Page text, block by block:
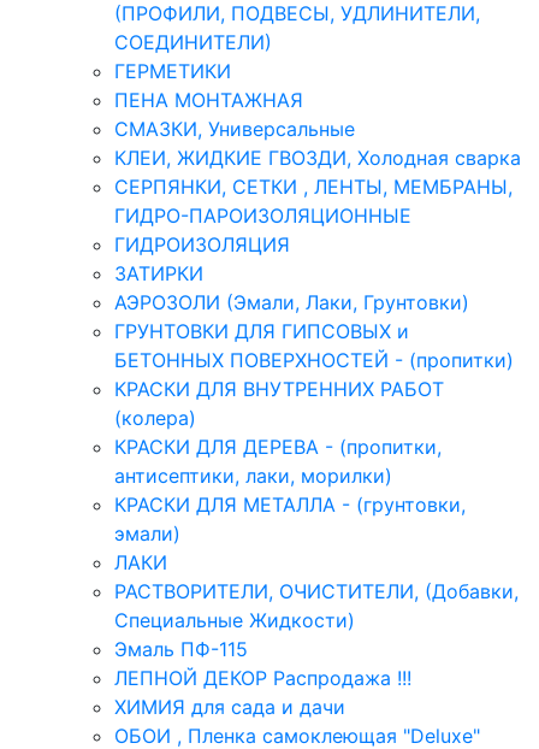
(ПРОФИЛИ, ПОДВЕСЫ, УДЛИНИТЕЛИ,
СОЕДИНИТЕЛИ)
ГЕРМЕТИКИ
ПЕНА МОНТАЖНАЯ
СМАЗКИ, Универсальные
КЛЕИ, ЖИДКИЕ ГВОЗДИ, Холодная сварка
СЕРПЯНКИ, СЕТКИ , ЛЕНТЫ, МЕМБРАНЫ,
ГИДРО-ПАРОИЗОЛЯЦИОННЫЕ
ГИДРОИЗОЛЯЦИЯ
ЗАТИРКИ
АЭРОЗОЛИ (Эмали, Лаки, Грунтовки)
ГРУНТОВКИ ДЛЯ ГИПСОВЫХ и
БЕТОННЫХ ПОВЕРХНОСТЕЙ - (пропитки)
КРАСКИ ДЛЯ ВНУТРЕННИХ РАБОТ
(колера)
КРАСКИ ДЛЯ ДЕРЕВА - (пропитки,
антисептики, лаки, морилки)
КРАСКИ ДЛЯ МЕТАЛЛА - (грунтовки,
эмали)
ЛАКИ
РАСТВОРИТЕЛИ, ОЧИСТИТЕЛИ, (Добавки,
Специальные Жидкости)
Эмаль ПФ-115
ЛЕПНОЙ ДЕКОР Распродажа !!!
ХИМИЯ для сада и дачи
ОБОИ , Пленка самоклеющая "Deluxe"